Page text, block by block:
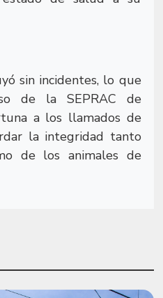
sin incidentes, lo que
de la SEPRAC de
a los llamados de
la integridad tanto
de los animales de